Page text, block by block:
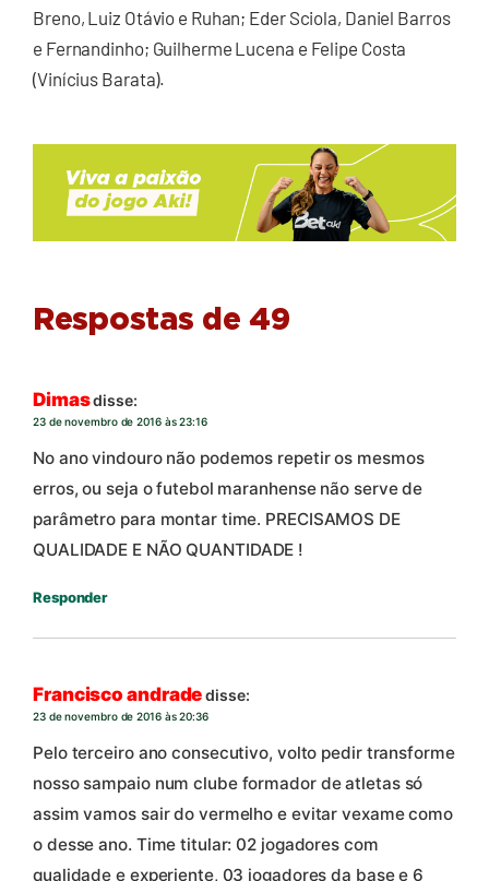
Breno, Luiz Otávio e Ruhan; Eder Sciola, Daniel Barros
e Fernandinho; Guilherme Lucena e Felipe Costa
(Vinícius Barata).
Respostas de 49
Dimasdisse:
23 de novembro de 2016 às 23:16
No ano vindouro não podemos repetir os mesmos
erros, ou seja o futebol maranhense não serve de
parâmetro para montar time. PRECISAMOS DE
QUALIDADE E NÃO QUANTIDADE !
Responder
Francisco andradedisse:
23 de novembro de 2016 às 20:36
Pelo terceiro ano consecutivo, volto pedir transforme
nosso sampaio num clube formador de atletas só
assim vamos sair do vermelho e evitar vexame como
o desse ano. Time titular: 02 jogadores com
qualidade e experiente, 03 jogadores da base e 6